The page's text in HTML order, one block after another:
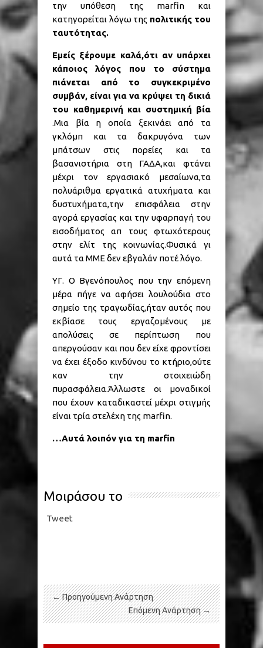
την υπόθεση της marfin και
κατηγορείται λόγω της πολιτικής του
ταυτότητας.
Εμείς ξέρουμε καλά,ότι αν υπάρχει
κάποιος λόγος που το σύστημα
πιάνεται από το συγκεκριμένο
συμβάν, είναι για να κρύψει τη δικιά
του καθημερινή και συστημική βία
.Μια βία η οποία ξεκινάει από τα
γκλόμπ και τα δακρυγόνα των
μπάτσων στις πορείες και τα
βασανιστήρια στη ΓΑΔΑ,και φτάνει
μέχρι τον εργασιακό μεσαίωνα,τα
πολυάριθμα εργατικά ατυχήματα και
δυστυχήματα,την επισφάλεια στην
αγορά εργασίας και την υφαρπαγή του
εισοδήματος απ τους φτωχότερους
στην ελίτ της κοινωνίας.Φυσικά γι
αυτά τα ΜΜΕ δεν εβγαλάν ποτέ λόγο.
ΥΓ. Ο Βγενόπουλος που την επόμενη
μέρα πήγε να αφήσει λουλούδια στο
σημείο της τραγωδίας,ήταν αυτός που
εκβίασε τους εργαζομένους με
απολύσεις σε περίπτωση που
απεργούσαν και που δεν είχε φροντίσει
να έχει έξοδο κινδύνου το κτήριο,ούτε
καν την στοιχειώδη
πυρασφάλεια.Άλλωστε οι μοναδικοί
που έχουν καταδικαστεί μέχρι στιγμής
είναι τρία στελέχη της marfin.
…Αυτά λοιπόν για τη marfin
Μοιράσου το
Tweet
← Προηγούμενη Ανάρτηση
Επόμενη Ανάρτηση →